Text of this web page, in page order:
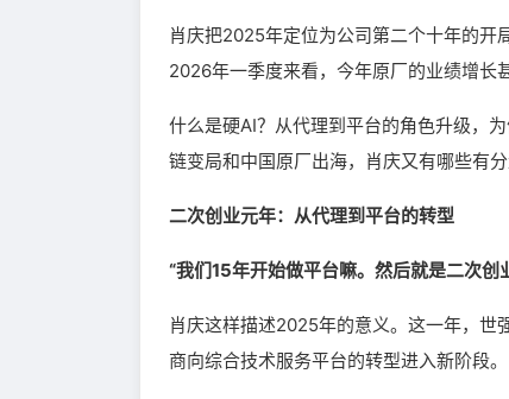
肖庆把2025年定位为公司第二个十年的
2026年一季度来看，今年原厂的业绩增长
什么是硬AI？从代理到平台的角色升级，
链变局和中国原厂出海，肖庆又有哪些有分
二次创业元年：从代理到平台的转型
“我们15年开始做平台嘛。然后就是二次创
肖庆这样描述2025年的意义。这一年，世
商向综合技术服务平台的转型进入新阶段。